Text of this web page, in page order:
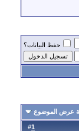
حفظ البيانات؟
عرض الموضوع
#1